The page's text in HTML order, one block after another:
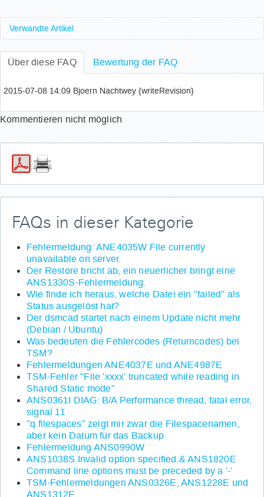
Verwandte Artikel
Wie verifiziere ich meine Mobiltelefonnummer?
Wo finde ich Informationen zum Matomo Dienst?
Wie aktiviere ich RAM nach einer Erweiterung?
Welchen TSM-Client soll ich nutzen? Welchen TSM-
Clienten sollte ich meiden?
Welche TSM-Clienten-Version sollte ich meiden?
Über diese FAQ Bewertung der FAQ
2015-07-08 14:09 Bjoern Nachtwey {writeRevision}
Kommentieren nicht möglich
FAQs in dieser Kategorie
Fehlermeldung: ANE4035W File currently
unavailable on server.
Der Restore bricht ab, ein neuerlicher bringt eine
ANS1330S-Fehlermeldung.
Wie finde ich heraus, welche Datei ein "failed" als
Status ausgelöst hat?
Der dsmcad startet nach einem Update nicht mehr
(Debian / Ubuntu)
Was bedeuten die Fehlercodes (Returncodes) bei
TSM?
Fehlermeldungen ANE4037E und ANE4987E
TSM-Fehler "File 'xxxx' truncated while reading in
Shared Static mode"
ANS0361I DIAG: B/A Performance thread, fatal error,
signal 11
"q filespaces" zeigt mir zwar die Filespacenamen,
aber kein Datum für das Backup
Fehlermeldung ANS0990W
ANS1038S Invalid option specified.& ANS1820E
Command line options must be preceded by a '-'
TSM-Fehlermeldungen ANS0326E, ANS1228E und
ANS1312E